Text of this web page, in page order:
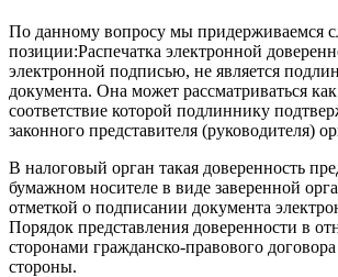
По данному вопросу мы придерживаемся
позиции:Распечатка электронной
электронной подписью, не является
документа. Она может рассматриваться
соответствие которой подлиннику
законного представителя (руководителя)
В налоговый орган такая доверенность
бумажном носителе в виде заверенной
отметкой о подписании документа
Порядок представления доверенности в
сторонами гражданско-правового
стороны.